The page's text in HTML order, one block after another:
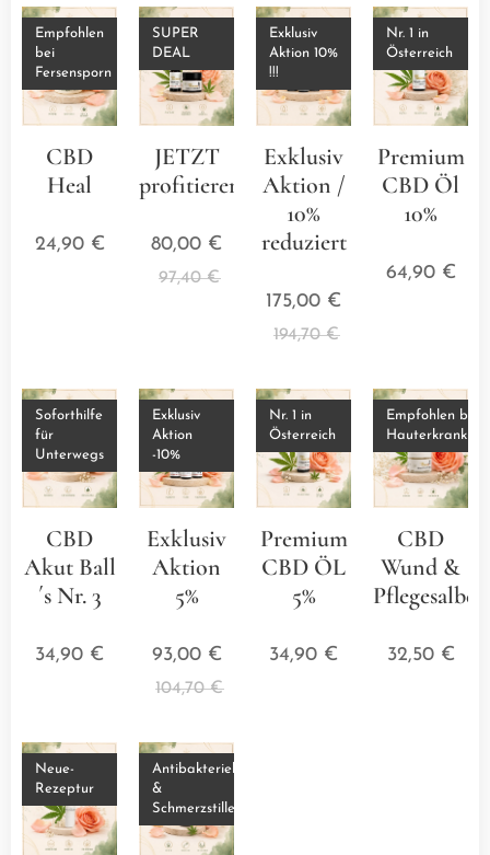
CBD
Heal
Empfohlen
bei
Fersensporn
24,90€
JETZT
profitieren
SUPER
DEAL
80,00 €
97,40€
Exklusiv
Aktion /
10%
reduziert
⭐⭐⭐⭐⭐
Exklusiv
Aktion 10%
!!!
175,00 €
194,70€
Premium
CBD Öl
10%
Nr. 1 in
Österreich
64,90€
CBD
Akut Ball
´s Nr. 3
Soforthilfe
für
Unterwegs
34,90 €
Exklusiv
Aktion
5%
Exklusiv
Aktion
-10%
93,00€
104,70€
Premium
CBD ÖL
5%
Nr. 1 in
Österreich
34,90 €
CBD
Wund &
Pflegesalbe
Empfohlen bei
32,50€
Neue-
Rezeptur
Antibakteriell
&
Schmerzstillend